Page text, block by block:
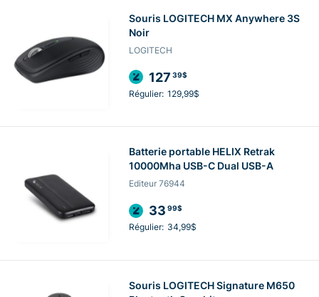
Souris LOGITECH MX Anywhere 3S
Noir
LOGITECH
127 39$
Régulier: 129,99$
Batterie portable HELIX Retrak
10000Mha USB-C Dual USB-A
Editeur 76944
33 99$
Régulier: 34,99$
Souris LOGITECH Signature M650